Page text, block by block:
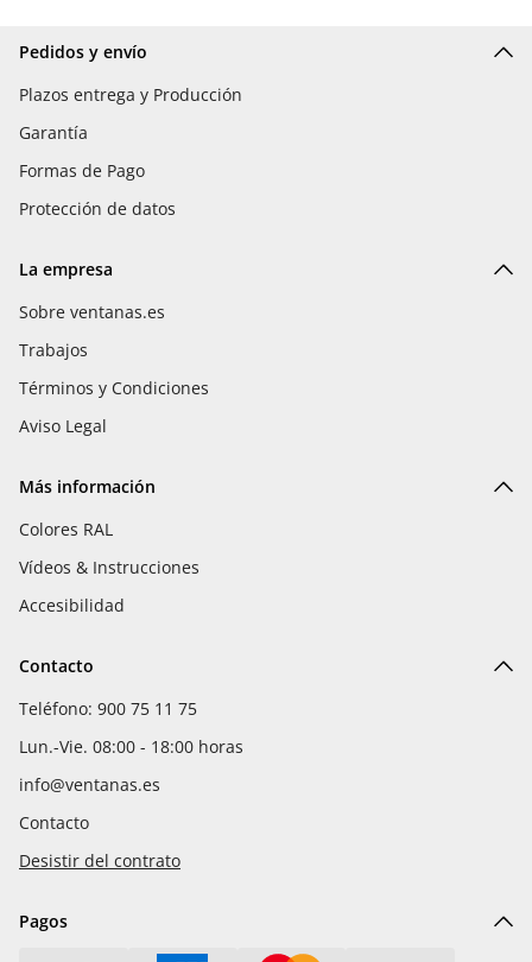
Pedidos y envío
Plazos entrega y Producción
Garantía
Formas de Pago
Protección de datos
La empresa
Sobre ventanas.es
Trabajos
Términos y Condiciones
Aviso Legal
Más información
Colores RAL
Vídeos & Instrucciones
Accesibilidad
Contacto
Teléfono: 900 75 11 75
Lun.-Vie. 08:00 - 18:00 horas
info@ventanas.es
Contacto
Desistir del contrato
Pagos